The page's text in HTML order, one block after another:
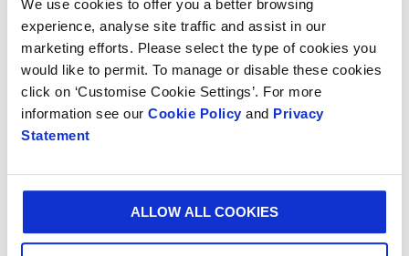
We use cookies to offer you a better browsing
experience, analyse site traffic and assist in our
marketing efforts. Please select the type of cookies you
would like to permit. To manage or disable these cookies
click on ‘Customise Cookie Settings’. For more
information see our Cookie Policy and Privacy
Statement
ALLOW ALL COOKIES
Empaque con Ajuste de Hamaca
El Empaque con Ajuste de Hamaca utiliza un
diseño único donde un inserto (en forma de
del fondo de la caja para mayor seguridad
durante el transporte.